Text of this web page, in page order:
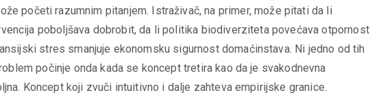
početi razumnim pitanjem. Istraživač, na primer, može pitati da li
poboljšava dobrobit, da li politika biodiverziteta povećava otpornost
stres smanjuje ekonomsku sigurnost domaćinstava. Ni jedno od tih
počinje onda kada se koncept tretira kao da je svakodnevna
Koncept koji zvuči intuitivno i dalje zahteva empirijske granice.